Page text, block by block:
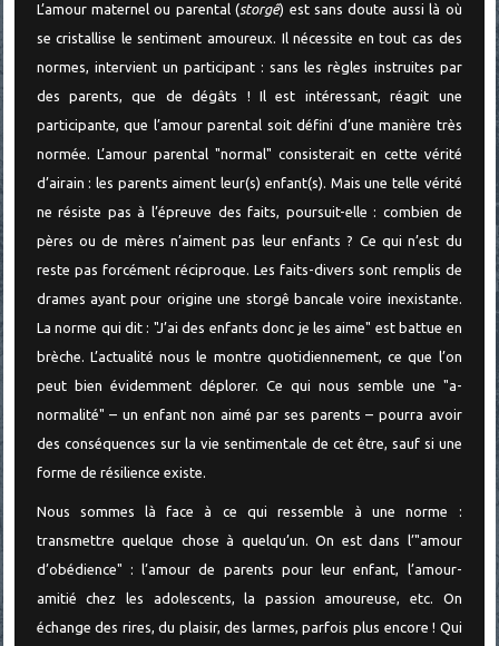
L’amour maternel ou parental (storgê) est sans doute aussi là où
se cristallise le sentiment amoureux. Il nécessite en tout cas des
normes, intervient un participant : sans les règles instruites par
des parents, que de dégâts ! Il est intéressant, réagit une
participante, que l’amour parental soit défini d’une manière très
normée. L’amour parental "normal" consisterait en cette vérité
d’airain : les parents aiment leur(s) enfant(s). Mais une telle vérité
ne résiste pas à l’épreuve des faits, poursuit-elle : combien de
pères ou de mères n’aiment pas leur enfants ? Ce qui n’est du
reste pas forcément réciproque. Les faits-divers sont remplis de
drames ayant pour origine une storgê bancale voire inexistante.
La norme qui dit : "J’ai des enfants donc je les aime" est battue en
brèche. L’actualité nous le montre quotidiennement, ce que l’on
peut bien évidemment déplorer. Ce qui nous semble une "a-
normalité" – un enfant non aimé par ses parents – pourra avoir
des conséquences sur la vie sentimentale de cet être, sauf si une
forme de résilience existe.
Nous sommes là face à ce qui ressemble à une norme :
transmettre quelque chose à quelqu’un. On est dans l’"amour
d’obédience" : l’amour de parents pour leur enfant, l’amour-
amitié chez les adolescents, la passion amoureuse, etc. On
échange des rires, du plaisir, des larmes, parfois plus encore ! Qui